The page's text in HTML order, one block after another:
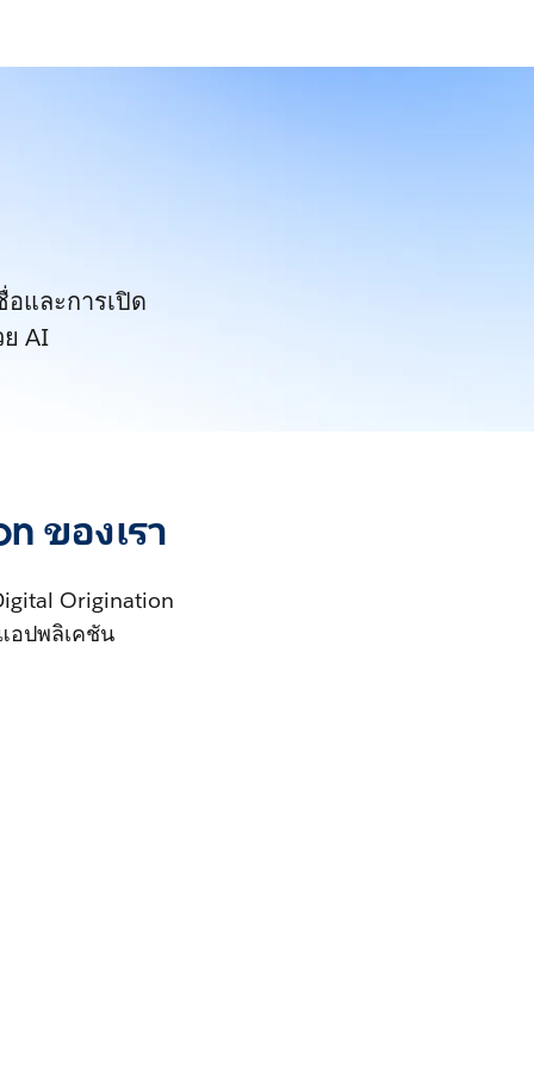
และการเปิด
AI
ของเรา
Origination
อปพลิเคชัน